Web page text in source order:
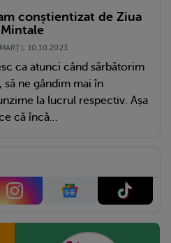
conștientizat de Ziua
10.10.2023
ca atunci când sărbătorim
să ne gândim mai în
la lucrul respectiv. Așa
că încă...